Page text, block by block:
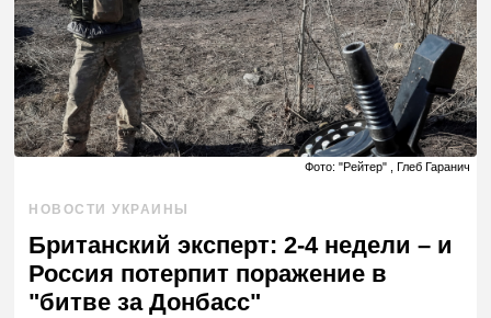
Фото: "Рейтер" , Глеб Гаранич
НОВОСТИ УКРАИНЫ
Британский эксперт: 2-4 недели – и
Россия потерпит поражение в
"битве за Донбасс"